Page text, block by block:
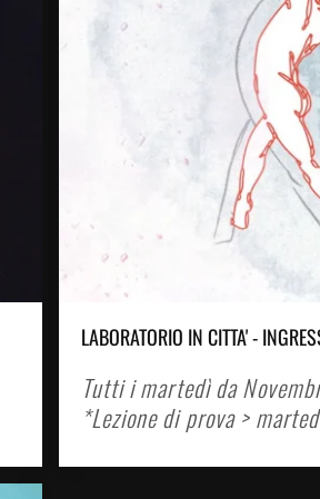
LABORATORIO IN CITTA' -
Tutti i martedì da
*Lezione di prova >